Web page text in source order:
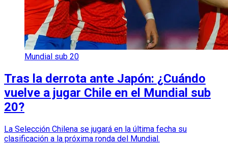
Mundial sub 20
Tras la derrota ante Japón: ¿Cuándo
vuelve a jugar Chile en el Mundial sub
20?
La Selección Chilena se jugará en la última fecha su
clasificación a la próxima ronda del Mundial.